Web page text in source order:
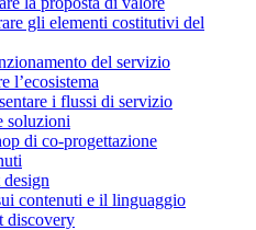
gli elementi costitutivi del
del servizio
l’ecosistema
i flussi di servizio
soluzioni
di co-progettazione
contenuti e il linguaggio
discovery